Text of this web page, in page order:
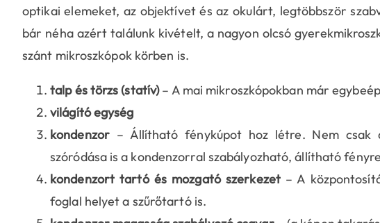
optikai elemeket, az objektívet és az okulárt, legtöbbször
bár néha azért találunk kivételt, a nagyon olcsó
szánt mikroszkópok körben is.
talp és törzs (statív)– A mai mikroszkópokban már
világító egység
kondenzor– Állítható fénykúpot hoz létre. Nem csak
szóródása is a kondenzorral szabályozható, állítható
kondenzort tartó és mozgató szerkezet– A
foglal helyet a szűrőtartó is.